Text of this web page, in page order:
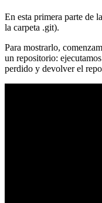
En esta primera parte de
la carpeta .git).
Para mostrarlo,
un repositorio:
perdido y devolver el